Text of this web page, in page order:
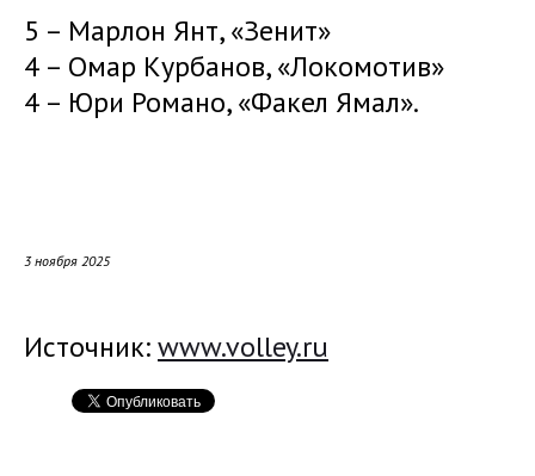
5 – Марлон Янт, «Зенит»
4 – Омар Курбанов, «Локомотив»
4 – Юри Романо, «Факел Ямал».
3 ноября 2025
Источник:www.volley.ru